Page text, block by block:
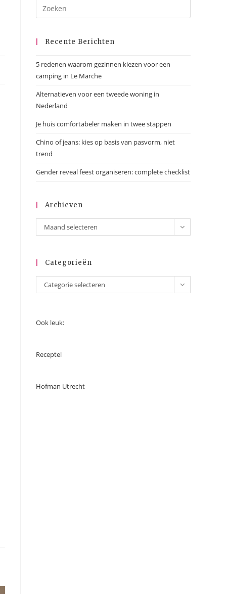
Recente Berichten
5 redenen waarom gezinnen kiezen voor een
camping in Le Marche
Alternatieven voor een tweede woning in
Nederland
Je huis comfortabeler maken in twee stappen
Chino of jeans: kies op basis van pasvorm, niet
trend
Gender reveal feest organiseren: complete checklist
Archieven
Maand selecteren
Categorieën
Categorie selecteren
Ook leuk:
Receptel
Hofman Utrecht